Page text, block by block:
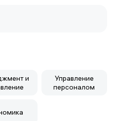
и
Управление
персоналом